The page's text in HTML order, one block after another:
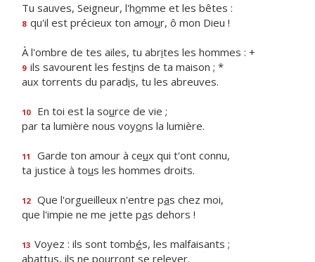
Tu sauves, Seigneur, l'homme et les bêtes :
8 qu'il est précieux ton amour, ô mon Dieu !
À l'ombre de tes ailes, tu abrites les hommes : +
9 ils savourent les festins de ta maison ; *
aux torrents du paradis, tu les abreuves.
10 En toi est la source de vie ;
par ta lumière nous voyons la lumière.
11 Garde ton amour à ceux qui t'ont connu,
ta justice à tous les hommes droits.
12 Que l'orgueilleux n'entre pas chez moi,
que l'impie ne me jette pas dehors !
13 Voyez : ils sont tombés, les malfaisants ;
abattus, ils ne pourront se relever.